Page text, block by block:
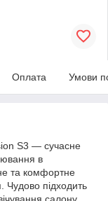
Оплата Умови
S3 — сучасне
в
та комфортне
Чудово підходить
салону,